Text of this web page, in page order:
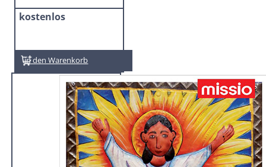
kostenlos
In den Warenkorb